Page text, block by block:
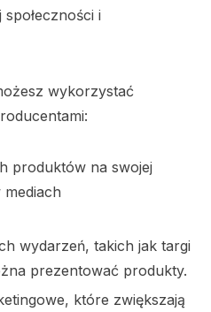
i
wykorzystać
produktów na swojej
wydarzeń, takich jak targi
prezentować produkty.
które zwiększają